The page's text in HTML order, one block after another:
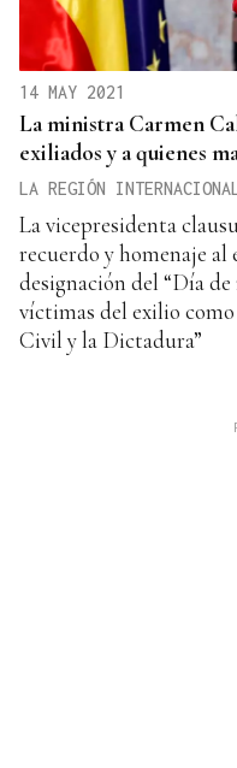
14 MAY 2021
La ministra Carmen
exiliados y a quienes
LA REGIÓN INTERNACIONAL
La vicepresidenta
recuerdo y homenaje
designación del “Día
víctimas del exilio
Civil y la Dictadura”